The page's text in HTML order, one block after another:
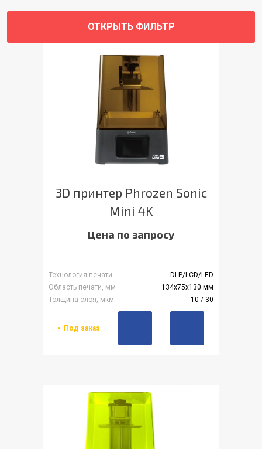
ОТКРЫТЬ ФИЛЬТР
3D принтер Phrozen Sonic
Mini 4K
Цена по запросу
Технология печати
DLP/LCD/LED
Область печати, мм
134х75х130 мм
Толщина слоя, мкм
10 / 30
Под заказ